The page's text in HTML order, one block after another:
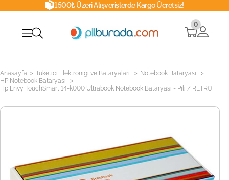
1500₺ Üzeri Alışverişlerde Kargo Ücretsiz!
0
Anasayfa > Tüketici Elektroniği ve Bataryaları > Notebook Bataryası >
HP Notebook Bataryası >
Hp Envy TouchSmart 14-k000 Ultrabook Notebook Bataryası - Pili / RETRO